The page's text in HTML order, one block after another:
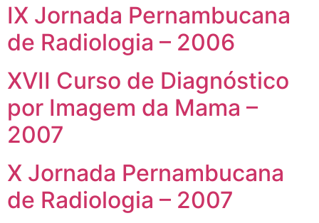
IX Jornada Pernambucana
de Radiologia – 2006
XVII Curso de Diagnóstico
por Imagem da Mama –
2007
X Jornada Pernambucana
de Radiologia – 2007